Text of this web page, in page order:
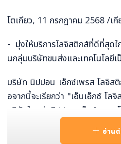
โตเกียว, 11 กรกฎาคม 2568 /เกี
- มุ่งให้บริการโลจิสติกส์ที่ดีที่สุด
นกลุ่มบริษัทขนส่งและเทคโนโลยี
บริษัท นิปปอน เอ็กซ์เพรส โลจิส
อจากนี้จะเรียกว่า "เอ็นเอ็กซ์ โล
บริษัทในกลุ่มนิปปอน เอ็กซ์เพร
XPRESS HOLDINGS, INC.)
อ่าน